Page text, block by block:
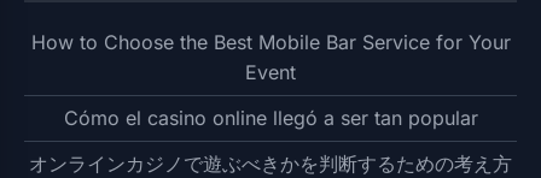
How to Choose the Best Mobile Bar Service for Your
Event
Cómo el casino online llegó a ser tan popular
オンラインカジノで遊ぶべきかを判断するための考え方